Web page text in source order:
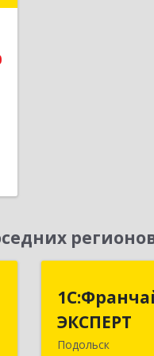
ЭКСПЕРТ
Подольск